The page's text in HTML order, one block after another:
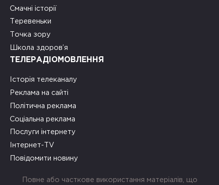
Смачні історії
Теревеньки
Точка зору
Школа здоров’я
ТЕЛЕРАДІОМОВЛЕННЯ
Історія телеканалу
Реклама на сайті
Політична реклама
Соціальна реклама
Послуги інтернету
Інтернет-TV
Повідомити новину
Повне або часткове використання матеріалів, що